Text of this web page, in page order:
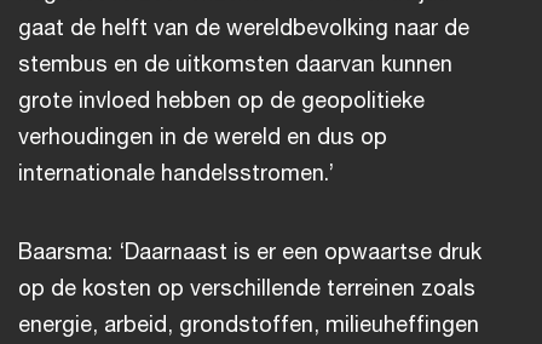
gaat de helft van de wereldbevolking naar de
stembus en de uitkomsten daarvan kunnen
grote invloed hebben op de geopolitieke
verhoudingen in de wereld en dus op
internationale handelsstromen.’
Baarsma: ‘Daarnaast is er een opwaartse druk
op de kosten op verschillende terreinen zoals
energie, arbeid, grondstoffen, milieuheffingen